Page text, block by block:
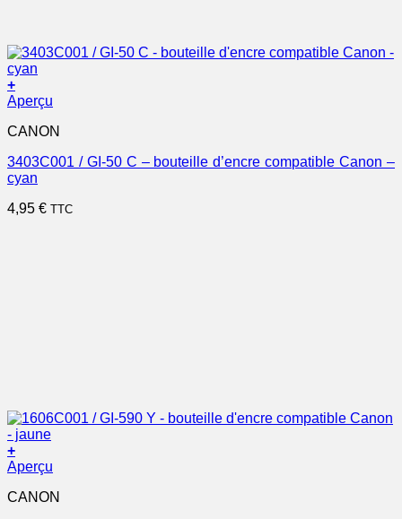
+
Aperçu
CANON
3403C001 / GI-50 C – bouteille d’encre compatible Canon –
cyan
4,95 € TTC
+
Aperçu
CANON